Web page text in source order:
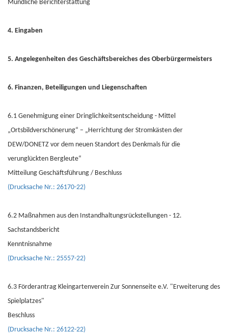
Mündliche Berichterstattung
4. Eingaben
5. Angelegenheiten des Geschäftsbereiches des Oberbürgermeisters
6. Finanzen, Beteiligungen und Liegenschaften
6.1 Genehmigung einer Dringlichkeitsentscheidung - Mittel
„Ortsbildverschönerung“ – „Herrichtung der Stromkästen der
DEW/DONETZ vor dem neuen Standort des Denkmals für die
verunglückten Bergleute“
Mitteilung Geschäftsführung / Beschluss
(Drucksache Nr.: 26170-22)
6.2 Maßnahmen aus den Instandhaltungsrückstellungen - 12.
Sachstandsbericht
Kenntnisnahme
(Drucksache Nr.: 25557-22)
6.3 Förderantrag Kleingartenverein Zur Sonnenseite e.V. "Erweiterung des
Spielplatzes"
Beschluss
(Drucksache Nr.: 26122-22)